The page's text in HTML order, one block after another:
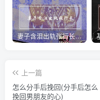
妻子含泪出轨张行长 她说全都是因为家中
上一篇
怎么分手后挽回(分手后怎么
挽回男朋友的心)